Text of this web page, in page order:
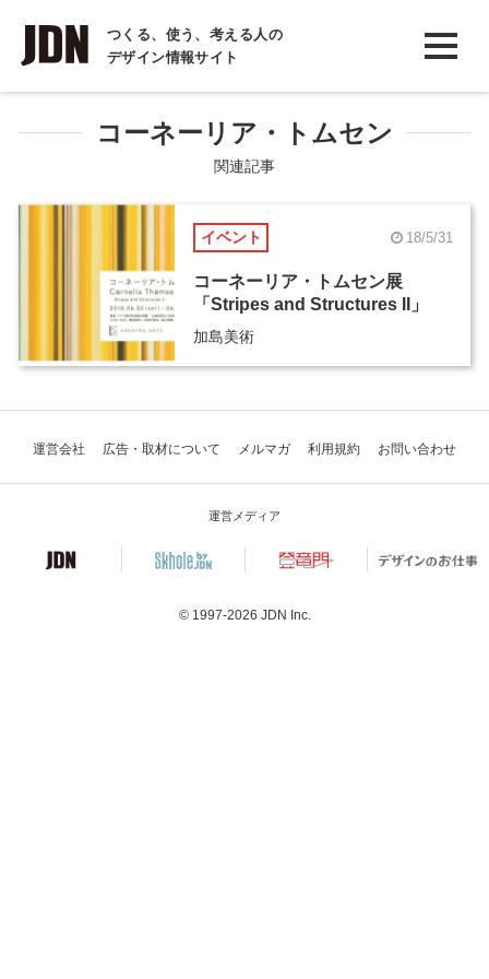
つくる、使う、考える人の
デザイン情報サイト
INTERVIEW
インタビュー
REPORT
COLUMN
コーネーリア・トムセン
関連記事
イベント 18/5/31
コーネーリア・トムセン展
「Stripes and Structures II」
加島美術
運営会社 広告・取材について メルマガ 利用規約 お問い合わせ
運営メディア
© 1997-2026 JDN Inc.